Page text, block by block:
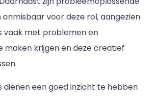
voor deze rol, aangezien
vaak met problemen en
maken krijgen en deze creatief
dienen een goed inzicht te hebben